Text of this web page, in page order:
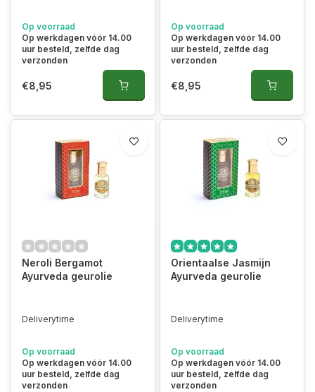
Op voorraad
Op werkdagen vóór 14.00
uur besteld, zelfde dag
verzonden
€8,95
Op voorraad
Op werkdagen vóór 14.00
uur besteld, zelfde dag
verzonden
€8,95
Neroli Bergamot
Ayurveda geurolie
Deliverytime
Op voorraad
Op werkdagen vóór 14.00
uur besteld, zelfde dag
verzonden
Orientaalse Jasmijn
Ayurveda geurolie
Deliverytime
Op voorraad
Op werkdagen vóór 14.00
uur besteld, zelfde dag
verzonden